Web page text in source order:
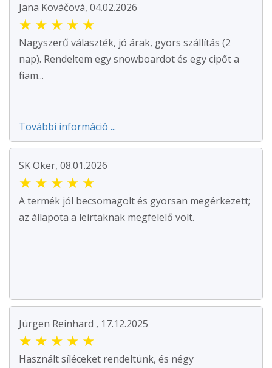
Jana Kováčová, 04.02.2026
★ ★ ★ ★ ★
Nagyszerű választék, jó árak, gyors szállítás (2
nap). Rendeltem egy snowboardot és egy cipőt a
fiam...
További információ ...
SK Oker, 08.01.2026
★ ★ ★ ★ ★
A termék jól becsomagolt és gyorsan megérkezett;
az állapota a leírtaknak megfelelő volt.
Jürgen Reinhard , 17.12.2025
★ ★ ★ ★ ★
Használt síléceket rendeltünk, és négy